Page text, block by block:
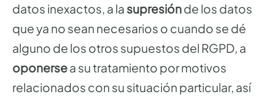
datos inexactos, a la supresiónde los datos
que ya no sean necesarios o cuando se dé
alguno de los otros supuestos del RGPD, a
oponersea su tratamiento por motivos
relacionados con su situación particular, así